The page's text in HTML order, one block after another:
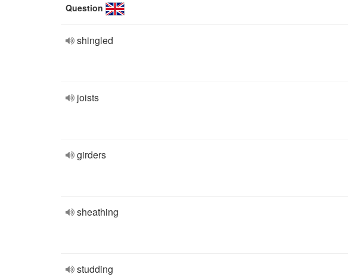
Question
shingled
joists
girders
sheathing
studding